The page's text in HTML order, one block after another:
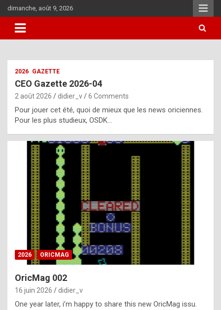
Skip
to
content
dimanche, août 9, 2026
i
u
l
y
d
i
ff
i
l
2026 GAZETTE
CEO Gazette 2026-04
2 août 2026 didier_v 6 Comments
Pour jouer cet été, quoi de mieux que les news oriciennes.
Pour les plus studieux, OSDK…
2026 ORICMAG
OricMag 002
16 juin 2026 didier_v
One year later, i’m happy to share this new OricMag issu.